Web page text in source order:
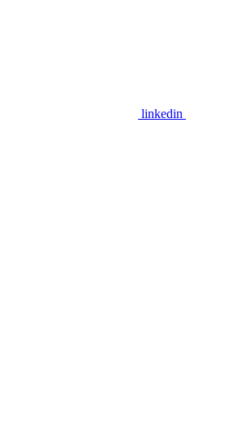
linkedin